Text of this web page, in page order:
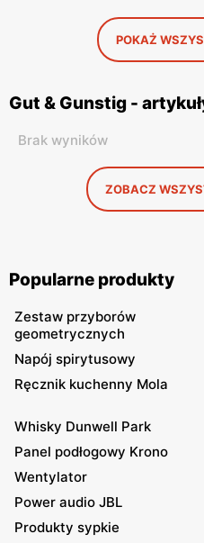
POKAŻ
Gut & Gunstig -
Brak wyników
ZOBACZ
Popularne produkty
Zestaw przyborów
geometrycznych
Napój spirytusowy
Ręcznik kuchenny Mola
Whisky Dunwell Park
Panel podłogowy Krono
Wentylator
Power audio JBL
Produkty sypkie